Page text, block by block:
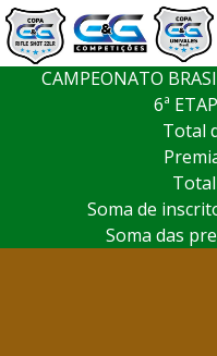
CAMPEONATO
6ª
Total
Soma de
Soma das